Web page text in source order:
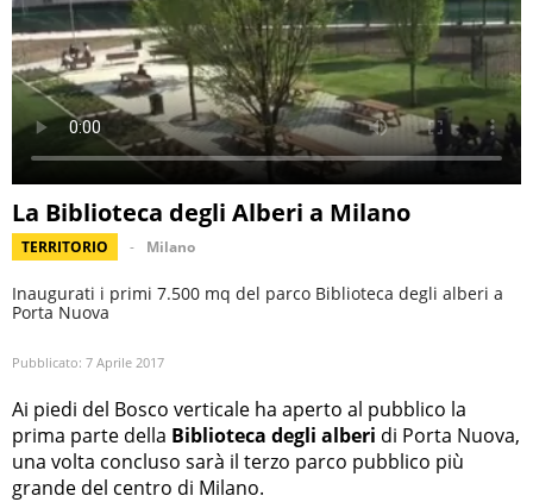
La Biblioteca degli Alberi a Milano
TERRITORIO Milano
Inaugurati i primi 7.500 mq del parco Biblioteca degli alberi a
Porta Nuova
Pubblicato: 7 Aprile 2017
Ai piedi del Bosco verticale ha aperto al pubblico la
prima parte della Biblioteca degli alberi di Porta Nuova,
una volta concluso sarà il terzo parco pubblico più
grande del centro di Milano.